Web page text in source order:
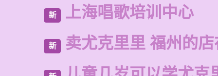
新 上海唱歌培训中心
新 卖尤克里里 福州的